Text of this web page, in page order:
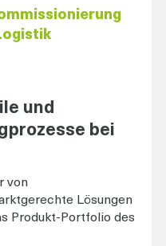
und
bei
von
Lösungen
Produkt-Portfolio des